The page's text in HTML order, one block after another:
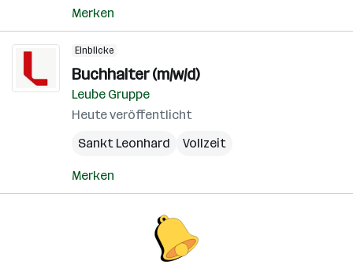
Merken
Einblicke
Buchhalter (m/w/d)
Leube Gruppe
Heute veröffentlicht
Sankt Leonhard
Vollzeit
Merken